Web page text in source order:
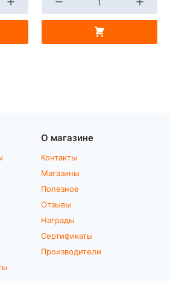
О магазине
Контакты
Магазины
Полезное
Отзывы
Награды
Сертификаты
Производители